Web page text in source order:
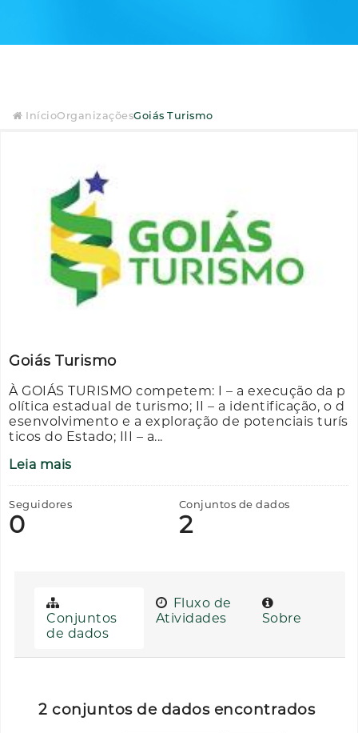
InícioOrganizaçõesGoiás Turismo
Goiás Turismo
À GOIÁS TURISMO competem: I – a execução da p
olítica estadual de turismo; II – a identificação, o d
esenvolvimento e a exploração de potenciais turís
ticos do Estado; III – a...
Leia mais
Seguidores
0
Conjuntos de dados
2
Conjuntos
de dados
Fluxo de
Atividades
Sobre
2 conjuntos de dados encontrados